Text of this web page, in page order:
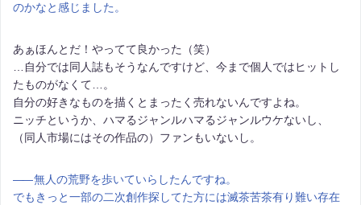
のかなと感じました。
あぁほんとだ！やってて良かった（笑）
…自分では同人誌もそうなんですけど、今まで個人ではヒットし
たものがなくて…。
自分の好きなものを描くとまったく売れないんですよね。
ニッチというか、ハマるジャンルハマるジャンルウケないし、
（同人市場にはその作品の）ファンもいないし。
――無人の荒野を歩いていらしたんですね。
でもきっと一部の二次創作探してた方には滅茶苦茶有り難い存在